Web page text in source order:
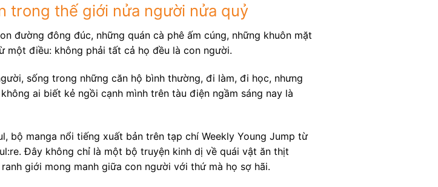
trong thế giới nửa người nửa quỷ
đường đông đúc, những quán cà phê ấm cúng, những khuôn mặt
một điều: không phải tất cả họ đều là con người.
sống trong những căn hộ bình thường, đi làm, đi học, nhưng
ai biết kẻ ngồi cạnh mình trên tàu điện ngầm sáng nay là
bộ manga nổi tiếng xuất bản trên tạp chí Weekly Young Jump từ
Đây không chỉ là một bộ truyện kinh dị về quái vật ăn thịt
giới mong manh giữa con người với thứ mà họ sợ hãi.